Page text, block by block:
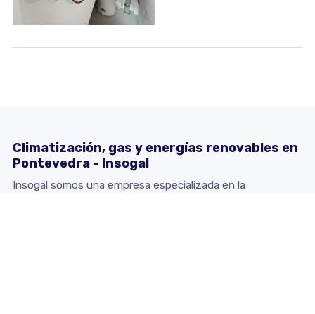
Climatización, gas y energías renovables en
Pontevedra - Insogal
Insogal somos una empresa especializada en la